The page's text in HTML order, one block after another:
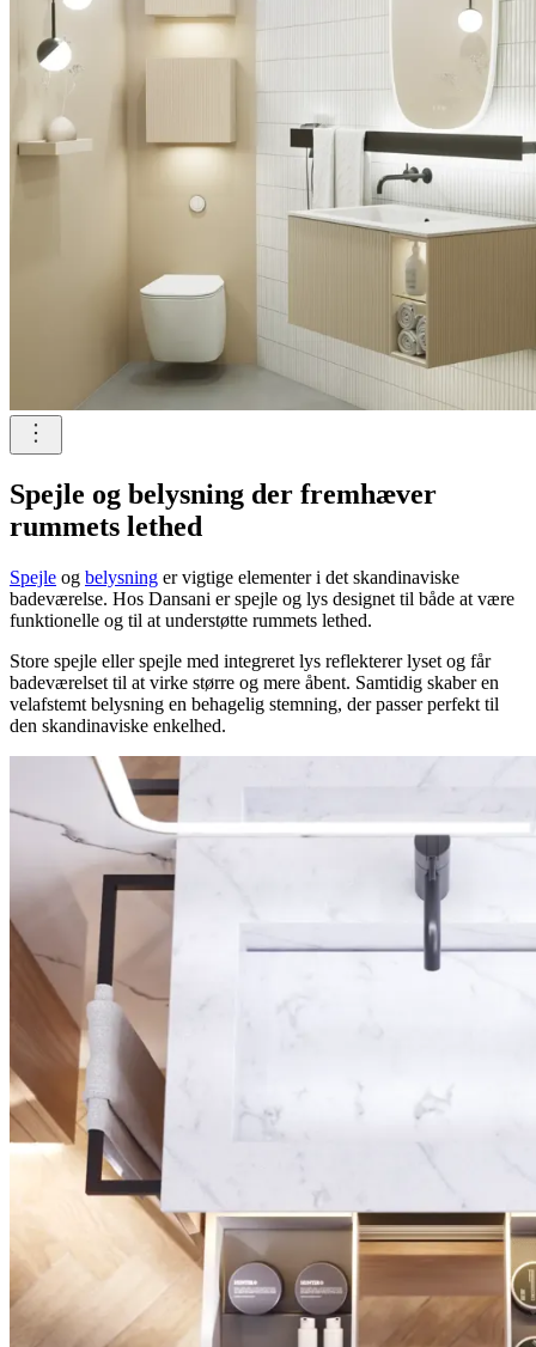
Spejle og belysning der fremhæver
rummets lethed
Spejle og belysning er vigtige elementer i det skandinaviske
badeværelse. Hos Dansani er spejle og lys designet til både at være
funktionelle og til at understøtte rummets lethed.
Store spejle eller spejle med integreret lys reflekterer lyset og får
badeværelset til at virke større og mere åbent. Samtidig skaber en
velafstemt belysning en behagelig stemning, der passer perfekt til
den skandinaviske enkelhed.